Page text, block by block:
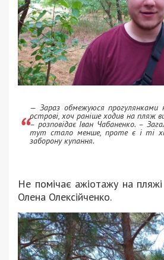
— Зараз обмежуюся прогулянками
острові, хоч раніше ходив на пляж
– розповідає Іван Чабаненко. –
тут стало менше, проте є і ті
заборону купання.
Не помічає ажіотажу на
Олена Олексійченко.